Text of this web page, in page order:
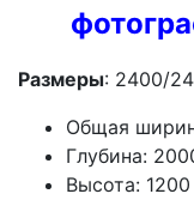
Размеры: 2400/
Общая
Глубина:
Высота: